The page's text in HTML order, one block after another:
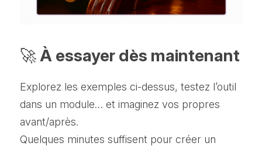
🚀 À essayer dès maintenant
Explorez les exemples ci-dessus, testez l’outil
dans un module… et imaginez vos propres
avant/après.
Quelques minutes suffisent pour créer un